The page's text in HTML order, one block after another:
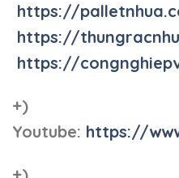
https://
https://
https://
+)
Youtube: https://